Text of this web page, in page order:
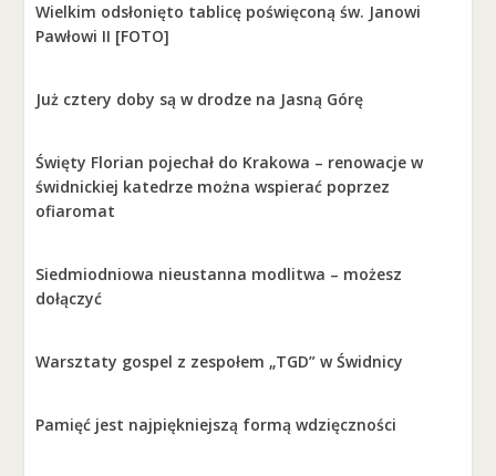
Wielkim odsłonięto tablicę poświęconą św. Janowi
Pawłowi II [FOTO]
Już cztery doby są w drodze na Jasną Górę
Święty Florian pojechał do Krakowa – renowacje w
świdnickiej katedrze można wspierać poprzez
ofiaromat
Siedmiodniowa nieustanna modlitwa – możesz
dołączyć
Warsztaty gospel z zespołem „TGD” w Świdnicy
Pamięć jest najpiękniejszą formą wdzięczności